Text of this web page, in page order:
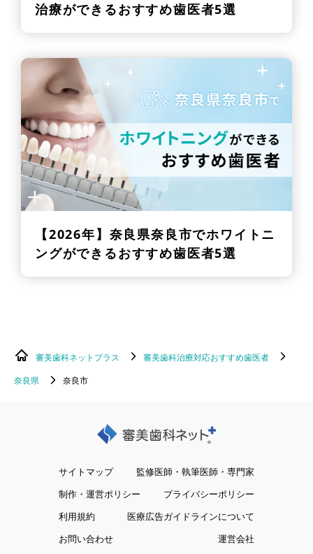
治療ができるおすすめ歯医者5選
【2026年】 奈良県奈良市でホワイトニ
ングができるおすすめ歯医者5選
審美歯科ネットプラス
審美歯科治療対応おすすめ歯医者
奈良県
奈良市
サイトマップ
監修医師・執筆医師・専門家
制作・運営ポリシー
プライバシーポリシー
利用規約
医療広告ガイドラインについて
お問い合わせ
運営会社